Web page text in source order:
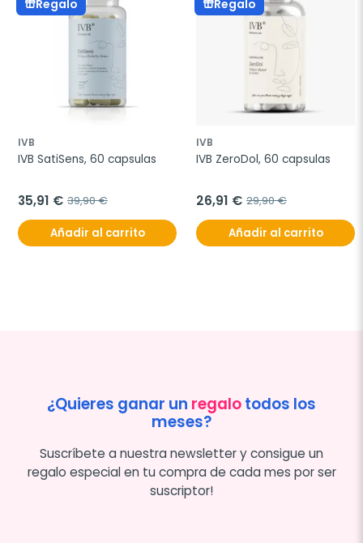
Regalo
IVB
IVB SatiSens, 60 capsulas
35,91 € 39,90 €
Añadir al carrito
Regalo
IVB
IVB ZeroDol, 60 capsulas
26,91 € 29,90 €
Añadir al carrito
¿Quieres ganar un regalotodos los
meses?
Suscríbete a nuestra newsletter y consigue un
regalo especial en tu compra de cada mes por ser
suscriptor!